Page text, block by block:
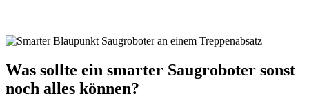
Was sollte ein smarter Saugroboter sonst
noch alles können?